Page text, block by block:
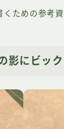
ための参考資
影にビック